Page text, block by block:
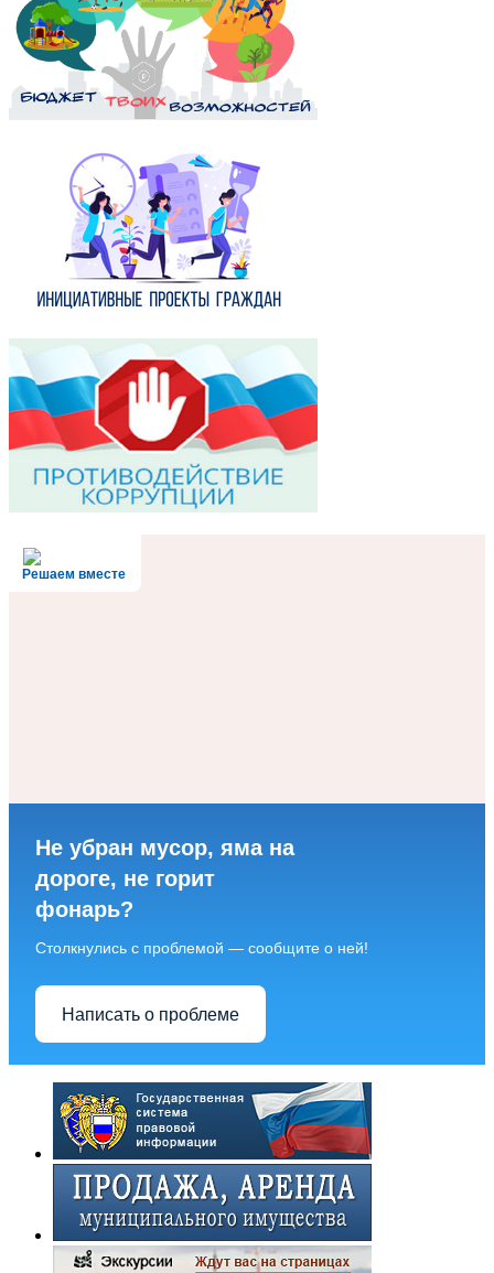
Решаем вместе
Не убран мусор, яма на
дороге, не горит
фонарь?
Столкнулись с проблемой — сообщите о ней!
Написать о проблеме